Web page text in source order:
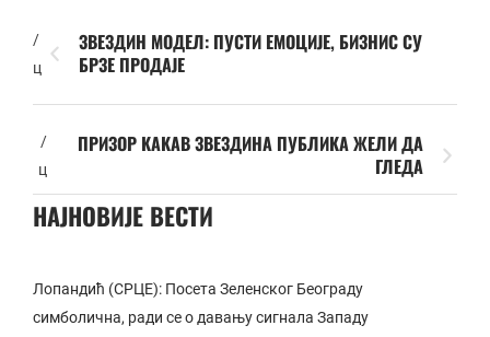
/
ц
ЗВЕЗДИН МОДЕЛ: ПУСТИ ЕМОЦИЈЕ, БИЗНИС СУ
БРЗЕ ПРОДАЈЕ
/
ц
ПРИЗОР КАКАВ ЗВЕЗДИНА ПУБЛИКА ЖЕЛИ ДА
ГЛЕДА
НАЈНОВИЈЕ ВЕСТИ
Лопандић (СРЦЕ): Посета Зеленског Београду
симболична, ради се о давању сигнала Западу